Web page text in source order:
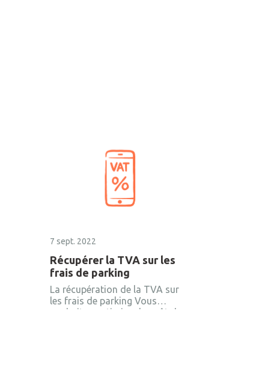
7 sept. 2022
Récupérer la TVA sur les
frais de parking
La récupération de la TVA sur
les frais de parking Vous
souhaitez optimiser le coût des